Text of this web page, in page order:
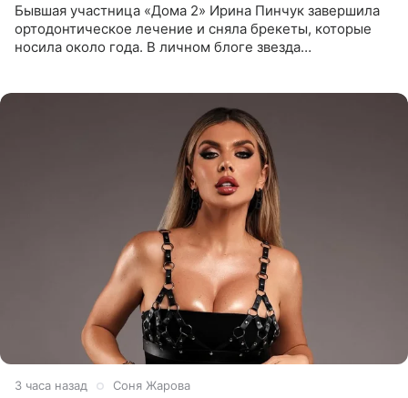
Бывшая участница «Дома 2» Ирина Пинчук завершила
ортодонтическое лечение и сняла брекеты, которые
носила около года. В личном блоге звезда
3 часа назад Соня Жарова